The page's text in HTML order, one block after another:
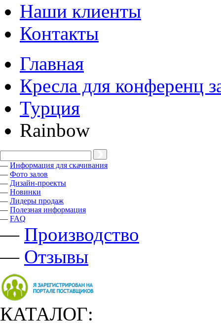
Наши клиенты
Контакты
Главная
Кресла для конференц
Турция
Rainbow
— Информация для скачивания
— Фото залов
— Дизайн-проекты
— Новинки
— Лидеры продаж
— Полезная информация
— FAQ
— Производство
— Отзывы
КАТАЛОГ: